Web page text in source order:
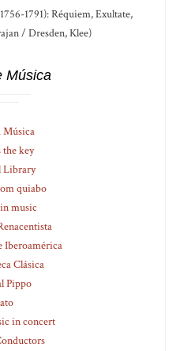
1791): Réquiem, Exultate,
/ Dresden, Klee)
Música
Música
key
Library
quiabo
music
Iberoamérica
Clásica
Pippo
in concert